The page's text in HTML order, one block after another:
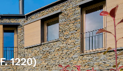
1220)